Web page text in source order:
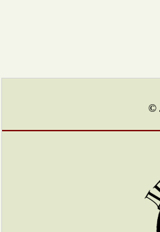
Thoanteus
Clausiliidae
Cochlodina
©